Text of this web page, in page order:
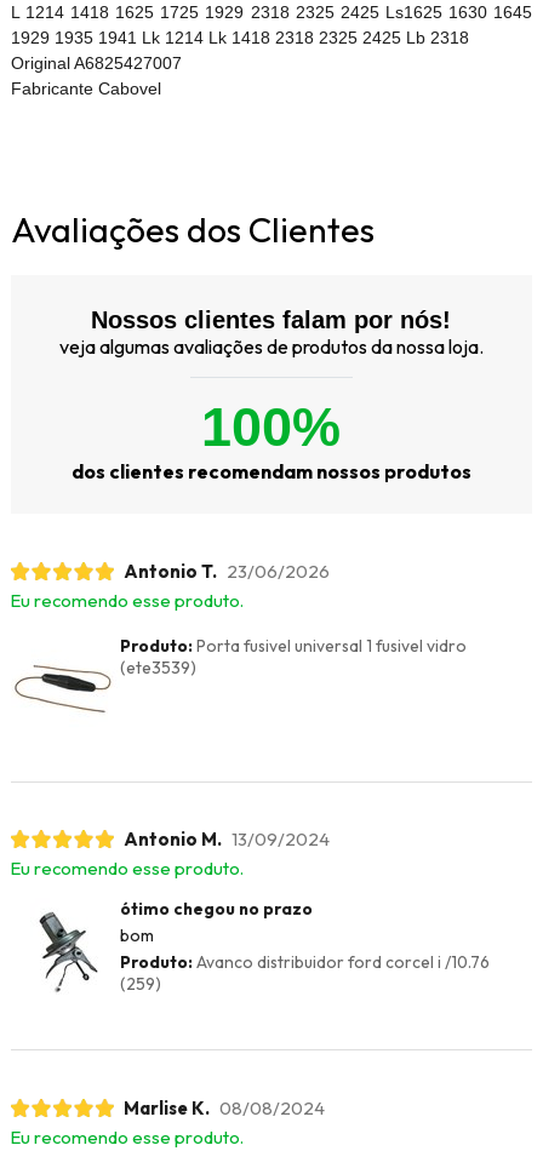
L 1214 1418 1625 1725 1929 2318 2325 2425 Ls1625 1630 1645
1929 1935 1941 Lk 1214 Lk 1418 2318 2325 2425 Lb 2318
Original A6825427007
Fabricante Cabovel
Avaliações dos Clientes
Nossos clientes falam por nós!
veja algumas avaliações de produtos da nossa loja.
100%
dos clientes recomendam nossos produtos
Antonio T. 23/06/2026
Eu recomendo esse produto.
Produto:Porta fusivel universal 1 fusivel vidro
(ete3539)
Antonio M. 13/09/2024
Eu recomendo esse produto.
ótimo chegou no prazo
bom
Produto:Avanco distribuidor ford corcel i /10.76
(259)
Marlise K. 08/08/2024
Eu recomendo esse produto.